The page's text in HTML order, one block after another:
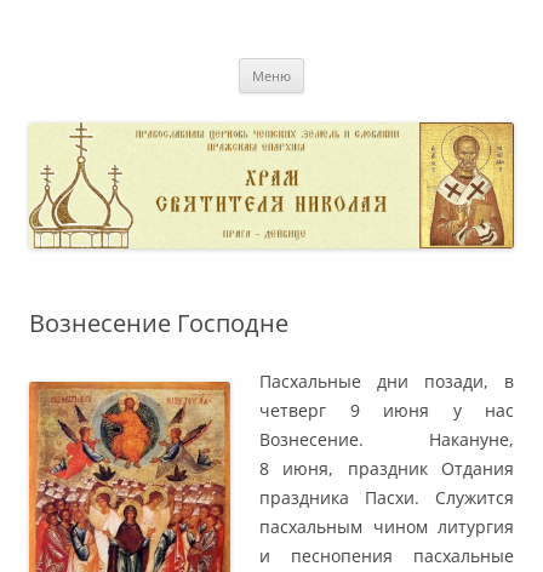
Меню
Вознесение Господне
Пасхальные дни позади, в
четверг 9 июня у нас
Вознесение. Накануне,
8 июня, праздник Отдания
праздника Пасхи. Служится
пасхальным чином литургия
и песнопения пасхальные